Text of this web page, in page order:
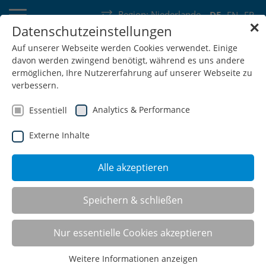
DE EN FR
Region: Niederlande
Deutschland Schweiz Österreich Belgien Frankreich
Luxemburg Niederlande Wallonie
SHOP
Stühle, Hocker, Stehhilfen
✕
Datenschutzeinstellungen
Auf unserer Webseite werden Cookies verwendet. Einige
davon werden zwingend benötigt, während es uns andere
ermöglichen, Ihre Nutzererfahrung auf unserer Webseite zu
verbessern.
Essentiell Analytics & Performance
Externe Inhalte
Alle akzeptieren
Speichern & schließen
Nur essentielle Cookies akzeptieren
Weitere Informationen anzeigen